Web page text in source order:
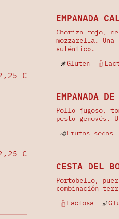
€
€
EMPANADA
Chorizo rojo,
mozzarella. Una
auténtico.
Gluten
EMPANADA
Pollo jugoso,
pesto genovés.
Frutos secos
CESTA DEL
Portobello,
combinación
Lactosa